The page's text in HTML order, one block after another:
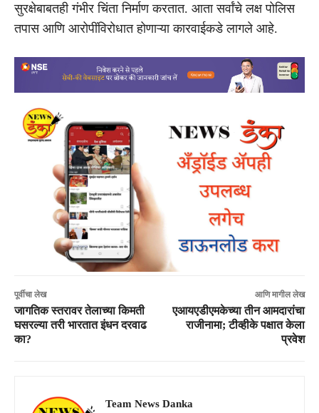
सुरक्षेबाबतही गंभीर चिंता निर्माण करतात. आता सर्वांचे लक्ष पोलिस
तपास आणि आरोपींविरोधात होणाऱ्या कारवाईकडे लागले आहे.
पूर्वीचा लेख
जागतिक स्तरावर तेलाच्या किमती
घसरल्या तरी भारतात इंधन दरवाढ
का?
आणि मागील लेख
एआयएडीएमकेच्या तीन आमदारांचा
राजीनामा; टीव्हीके पक्षात केला
प्रवेश
Team News Danka